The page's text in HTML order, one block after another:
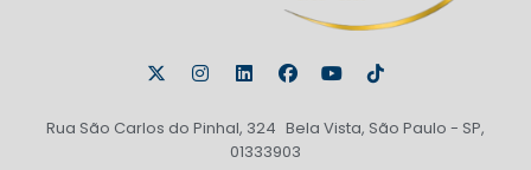
Rua São Carlos do Pinhal, 324 Bela Vista, São Paulo - SP,
01333903